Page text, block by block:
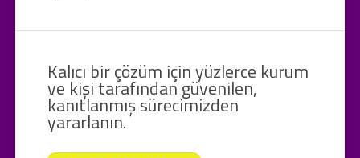
Kalıcı bir çözüm için yüzlerce kurum
ve kişi tarafından güvenilen,
kanıtlanmış sürecimizden
yararlanın.